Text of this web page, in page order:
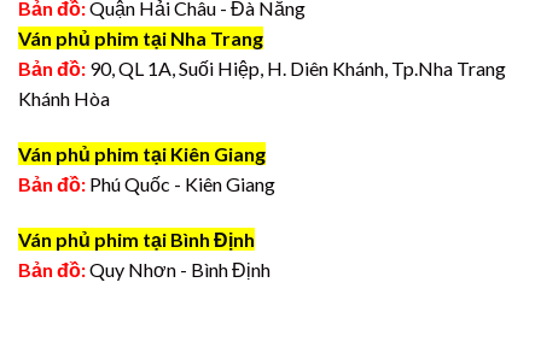
Bản đồ:Quận Hải Châu - Đà Nẵng
Ván phủ phim tại Nha Trang
Bản đồ: 90, QL 1A, Suối Hiệp, H. Diên Khánh, Tp.Nha Trang
Khánh Hòa
Ván phủ phim tại Kiên Giang
Bản đồ: Phú Quốc - Kiên Giang
Ván phủ phim tại Bình Định
Bản đồ:Quy Nhơn - Bình Định